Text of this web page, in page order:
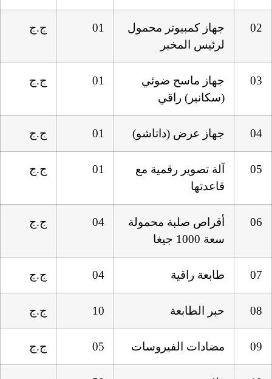
02
جهاز كمبيوتر محمول
لرئيس المخبر
01 ج.ج
03
جهاز ماسح ضوئي
(سكانير) راقي
01 ج.ج
04 جهاز عرض (داتاشو) 01 ج.ج
05
آلة تصوير رقمية مع
قاعدتها
01 ج.ج
06
أقراص صلبة محمولة
سعة 1000 جيغا
04 ج.ج
07 طابعة راقية 04 ج.ج
08 حبر الطابعة 10 ج.ج
09 مضادات الفيروسات 05 ج.ج